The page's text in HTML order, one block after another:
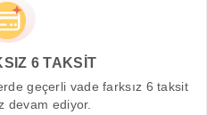
6 TAKSİT
geçerli vade farksız 6 taksit
devam ediyor.